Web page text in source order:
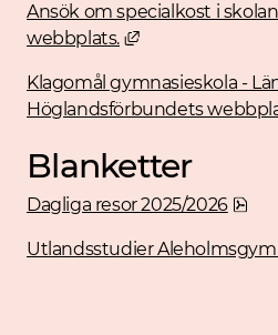
Ansök om specialkost i
webbplats.
Länk till annan
Klagomål gymnasieskola -
Höglandsförbundets
Blanketter
Dagliga resor 2025/2026
Utlandsstudier